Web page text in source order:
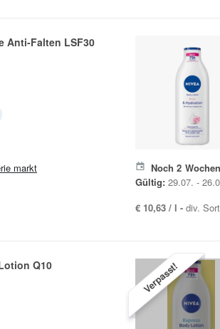
Anti-Falten LSF30
markt Noch 2 Wochen
Gültig: 29.07. -
€ 10,63 / l - div.
Q10 Verpasst!